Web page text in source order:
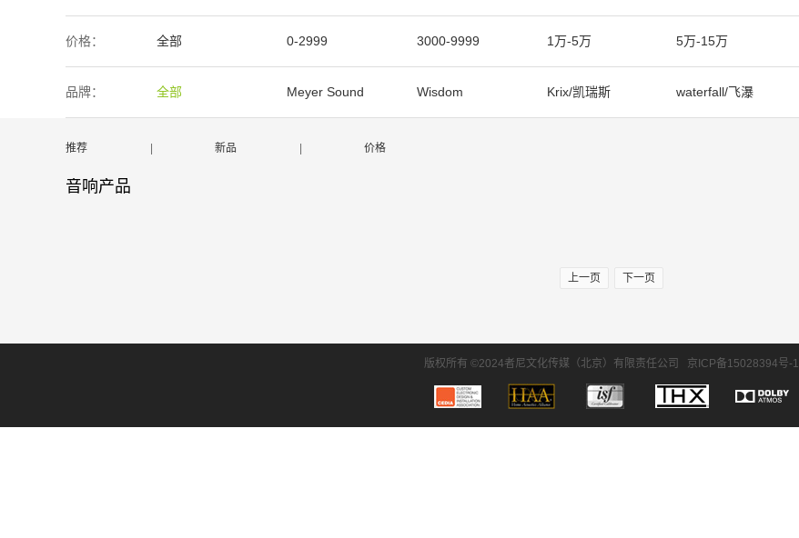
价格： 全部 0-2999 3000-9999 1万-5万 5万-15万
50万-100万 100万以上
品牌： 全部 Meyer Sound Wisdom Krix/凯瑞斯 waterfall/飞瀑
推荐 新品 价格
音响产品
上一页 下一页
版权所有 ©2024者尼文化传媒（北京）有限责任公司 京ICP备15028394号-1